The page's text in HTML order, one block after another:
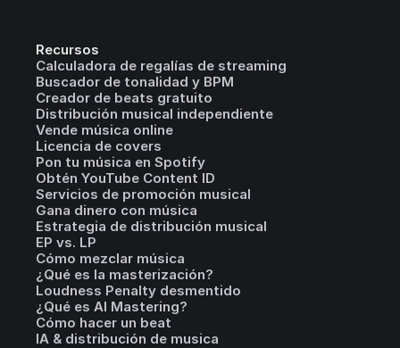
Recursos
Calculadora de regalías de streaming
Buscador de tonalidad y BPM
Creador de beats gratuito
Distribución musical independiente
Vende música online
Licencia de covers
Pon tu música en Spotify
Obtén YouTube Content ID
Servicios de promoción musical
Gana dinero con música
Estrategia de distribución musical
EP vs. LP
Cómo mezclar música
¿Qué es la masterización?
Loudness Penalty desmentido
¿Qué es AI Mastering?
Cómo hacer un beat
IA & distribución de musica